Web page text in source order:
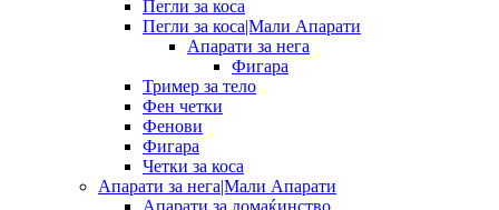
Пегли за коса
Пегли за коса|Мали Апарати
Апарати за нега
Фигара
Тример за тело
Фен четки
Фенови
Фигара
Четки за коса
Апарати за нега|Мали Апарати
Апарати за домаќинство